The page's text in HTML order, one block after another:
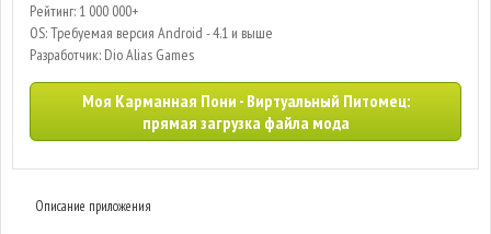
Рейтинг: 1 000 000+
OS: Требуемая версия Android - 4.1 и выше
Разработчик: Dio Alias Games
Моя Карманная Пони - Виртуальный Питомец:
прямая загрузка файла мода
Описание приложения